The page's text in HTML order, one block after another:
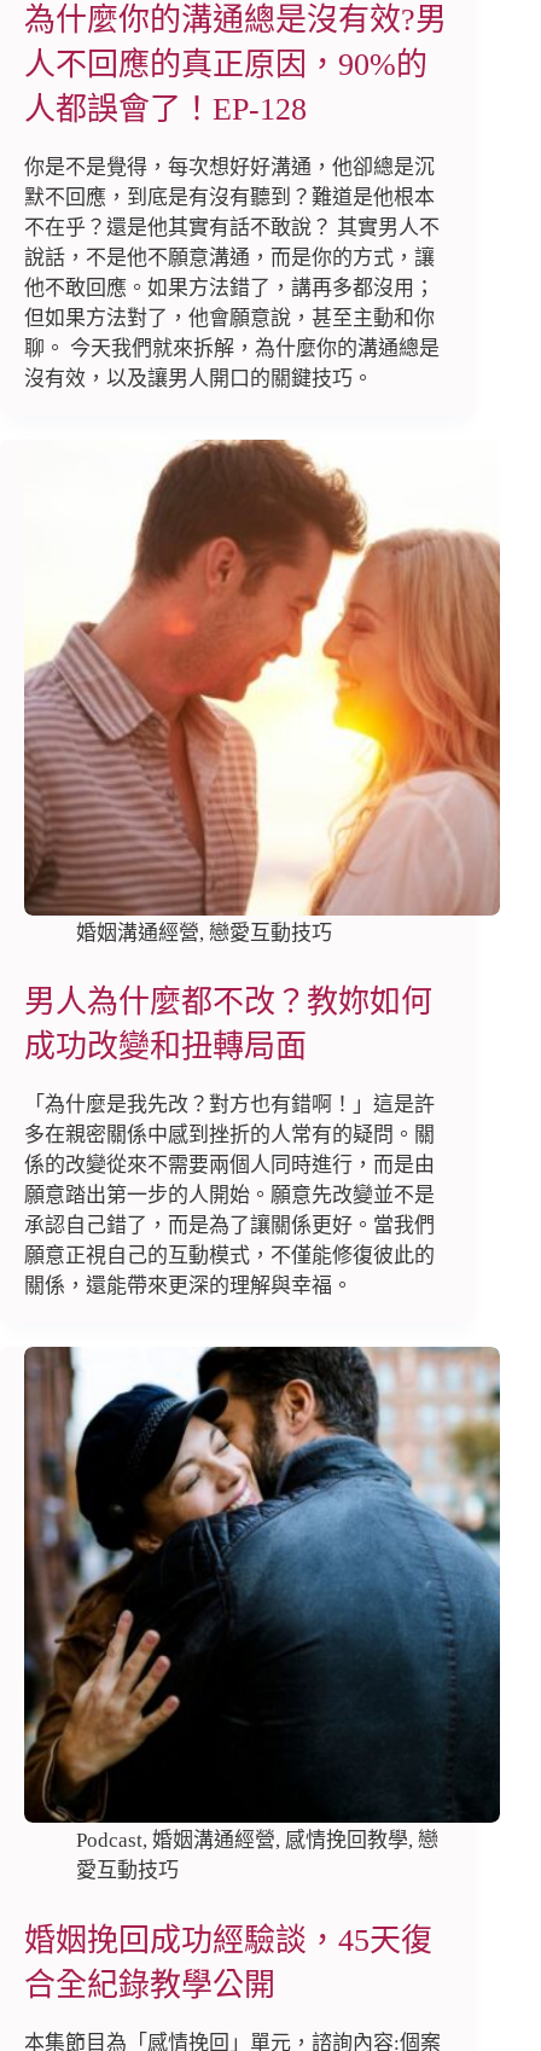
為什麼你的溝通總是沒有效?男
人不回應的真正原因，90%的
人都誤會了！EP-128
你是不是覺得，每次想好好溝通，他卻總是沉
默不回應，到底是有沒有聽到？難道是他根本
不在乎？還是他其實有話不敢說？ 其實男人不
說話，不是他不願意溝通，而是你的方式，讓
他不敢回應。如果方法錯了，講再多都沒用；
但如果方法對了，他會願意說，甚至主動和你
聊。 今天我們就來拆解，為什麼你的溝通總是
沒有效，以及讓男人開口的關鍵技巧。
婚姻溝通經營, 戀愛互動技巧
男人為什麼都不改？教妳如何
成功改變和扭轉局面
「為什麼是我先改？對方也有錯啊！」這是許
多在親密關係中感到挫折的人常有的疑問。關
係的改變從來不需要兩個人同時進行，而是由
願意踏出第一步的人開始。願意先改變並不是
承認自己錯了，而是為了讓關係更好。當我們
願意正視自己的互動模式，不僅能修復彼此的
關係，還能帶來更深的理解與幸福。
Podcast, 婚姻溝通經營, 感情挽回教學, 戀
愛互動技巧
婚姻挽回成功經驗談，45天復
合全紀錄教學公開
本集節目為「感情挽回」單元，諮詢內容:個案